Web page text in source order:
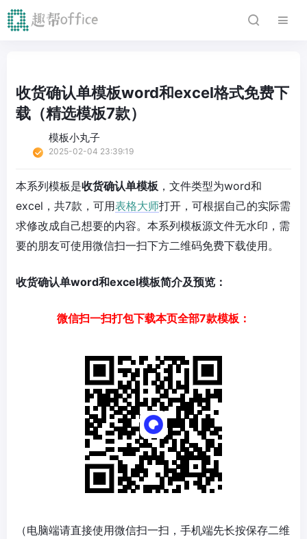
收货确认单模板word和excel格式免费下
载（精选模板7款）
模板小丸子
2025-02-04 23:39:19
本系列模板是收货确认单模板 ，文件类型为word和
excel，共7款，可用表格大师打开，可根据自己的实际需
求修改成自己想要的内容。本系列模板源文件无水印，需
要的朋友可使用微信扫一扫下方二维码免费下载使用。
收货确认单word和excel模板简介及预览：
微信扫一扫打包下载本页全部7款模板：
（电脑端请直接使用微信扫一扫，手机端先长按保存二维